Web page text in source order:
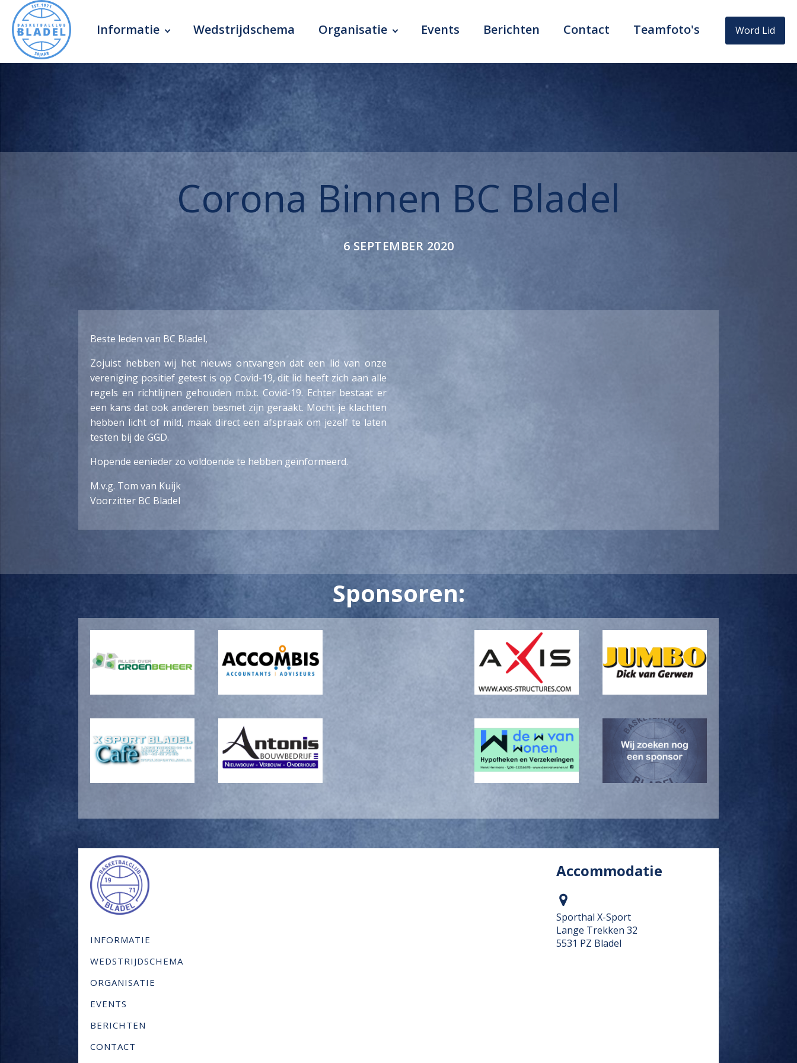
Informatie Wedstrijdschema Organisatie Events Berichten Contact Teamfoto's Word Lid
Corona Binnen BC Bladel
6 SEPTEMBER 2020
Beste leden van BC Bladel,
Zojuist hebben wij het nieuws ontvangen dat een lid van onze
vereniging positief getest is op Covid-19, dit lid heeft zich aan alle
regels en richtlijnen gehouden m.b.t. Covid-19. Echter bestaat er
een kans dat ook anderen besmet zijn geraakt. Mocht je klachten
hebben licht of mild, maak direct een afspraak om jezelf te laten
testen bij de GGD.
Hopende eenieder zo voldoende te hebben geïnformeerd.
M.v.g. Tom van Kuijk
Voorzitter BC Bladel
Sponsoren:
INFORMATIE
WEDSTRIJDSCHEMA
ORGANISATIE
EVENTS
BERICHTEN
CONTACT
Accommodatie
Sporthal X-Sport
Lange Trekken 32
5531 PZ Bladel